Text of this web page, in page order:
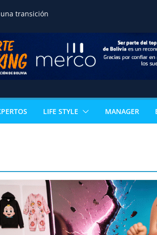
transición
la seguridad
el desarrollo
la excelencia
de
sectores que
boliviano
la
ganadera y
de alto valor
LIFE STYLE MANAGER